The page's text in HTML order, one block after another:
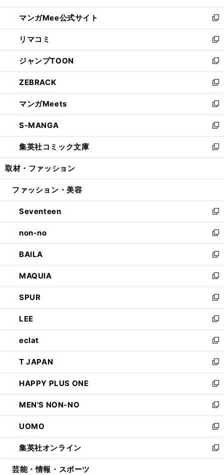
開
く
ン
ド
ウ
で
開
く
ウ
ィ
ン
ド
ウ
で
開
く
し
い
ウ
ィ
ン
ド
ウ
で
開
く
マンガMee公式サイト
新
し
い
ウ
ィ
ン
ド
ウ
で
開
く
リマコミ
新
し
い
ウ
ィ
ン
ド
ウ
で
開
く
ジャンプTOON
新
し
い
ウ
ィ
ン
ド
ウ
で
開
ZEBRACK
新
し
い
ウ
ィ
ン
ド
ウ
開
マンガMeets
新
し
い
ウ
ィ
ン
ウ
開
く
S-MANGA
新
し
い
ウ
ン
ウ
で
開
く
集英社コミック文庫
新
し
ウ
ン
ド
ウ
で
開
く
取材・ファッション
ファッション・美容
Seventeen
新
し
い
ウ
ィ
ン
ド
ウ
で
開
く
non-no
新
し
い
ウ
ィ
ン
ド
ウ
で
開
く
BAILA
新
し
い
ウ
ィ
ン
ド
ウ
で
開
く
MAQUIA
新
し
い
ウ
ィ
ン
ド
ウ
で
開
く
SPUR
新
し
い
ウ
ィ
ン
ド
ウ
で
開
く
LEE
新
し
い
ウ
ィ
ン
ド
ウ
で
開
く
eclat
新
し
い
ウ
ィ
ン
ド
ウ
で
開
く
T JAPAN
新
し
い
ウ
ィ
ン
ド
ウ
で
開
HAPPY PLUS ONE
新
し
い
ウ
ィ
ン
ド
ウ
MEN'S NON-NO
新
し
い
ウ
ィ
ン
UOMO
新
し
い
ウ
集英社オンライン
新
し
芸能・情報・スポーツ